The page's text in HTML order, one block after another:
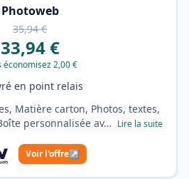
Photoweb
35,94 €
33,94 €
économisez 2,00 €
en point relais
Matière carton, Photos, textes,
personnalisée av… Lire la suite
Voir l'offre↗